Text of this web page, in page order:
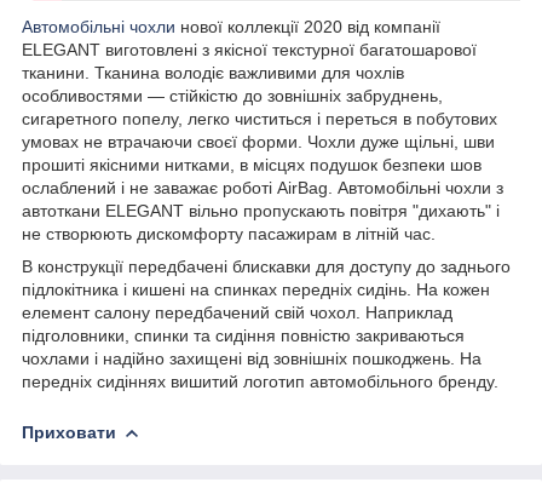
Автомобільні чохли нової коллекції 2020 від компанії
ELEGANT виготовлені з якісної текстурної багатошарової
тканини. Тканина володіє важливими для чохлів
особливостями — стійкістю до зовнішніх забруднень,
сигаретного попелу, легко чиститься і переться в побутових
умовах не втрачаючи своєї форми. Чохли дуже щільні, шви
прошиті якісними нитками, в місцях подушок безпеки шов
ослаблений і не заважає роботі AirBag. Автомобільні чохли з
автоткани ELEGANT вільно пропускають повітря "дихають" і
не створюють дискомфорту пасажирам в літній час.
В конструкції передбачені блискавки для доступу до заднього
підлокітника і кишені на спинках передніх сидінь. На кожен
елемент салону передбачений свій чохол. Наприклад
підголовники, спинки та сидіння повністю закриваються
чохлами і надійно захищені від зовнішніх пошкоджень. На
передніх сидіннях вишитий логотип автомобільного бренду.
Приховати